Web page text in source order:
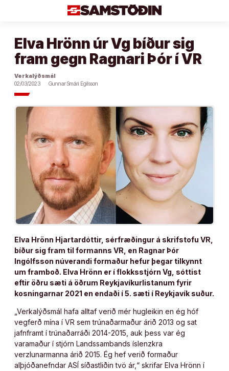
Elva Hrönn úr Vg bíður sig
fram gegn Ragnari Þór í VR
Verkalýðsmál
02/03/2023
Gunnar Smári Egilsson
Elva Hrönn Hjart­ar­dótt­ir, sérfræðingur á skrifstofu VR,
bíður sig fram til formanns VR, en Ragnar Þór
Ingólfsson núverandi formaður hefur þegar tilkynnt
um framboð. Elva Hrönn er í flokksstjórn Vg, sóttist
eftir öðru sæti á öðrum Reykjavíkurlistanum fyrir
kosningarnar 2021 en endaði í 5. sæti í Reykjavík suður.
„Verkalýðsmál hafa alltaf verið mér hugleikin en ég hóf
vegferð mína í VR sem trúnaðarmaður árið 2013 og sat
jafnframt í trúnaðarráði 2014-2015, auk þess var ég
varamaður í stjórn Landssambands íslenzkra
verzlunarmanna árið 2015. Ég hef verið formaður
alþjóðanefndar ASÍ síðastliðin tvö ár,“ skrifar Elva Hrönn í